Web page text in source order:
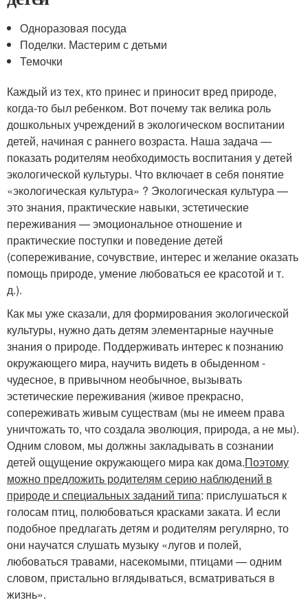
Одноразовая посуда
Поделки. Мастерим с детьми
Темочки
Каждый из тех, кто принес и приносит вред природе,
когда-то был ребенком. Вот почему так велика роль
дошкольных учреждений в экологическом воспитании
детей, начиная с раннего возраста. Наша задача —
показать родителям необходимость воспитания у детей
экологической культуры. Что включает в себя понятие
«экологическая культура» ? Экологическая культура —
это знания, практические навыки, эстетические
переживания — эмоциональное отношение и
практические поступки и поведение детей
(сопереживание, сочувствие, интерес и желание оказать
помощь природе, умение любоваться ее красотой и т.
д.).
Как мы уже сказали, для формирования экологической
культуры, нужно дать детям элементарные научные
знания о природе. Поддерживать интерес к познанию
окружающего мира, научить видеть в обыденном -
чудесное, в привычном необычное, вызывать
эстетические переживания (живое прекрасно,
сопереживать живым существам (мы не имеем права
уничтожать то, что создала эволюция, природа, а не мы).
Одним словом, мы должны закладывать в сознании
детей ощущение окружающего мира как дома.Поэтому
можно предложить родителям серию наблюдений в
природе и специальных заданий типа: прислушаться к
голосам птиц, полюбоваться красками заката. И если
подобное предлагать детям и родителям регулярно, то
они научатся слушать музыку «лугов и полей,
любоваться трава­ми, насекомыми, птицами — одним
словом, пристально вглядываться, всматриваться в
жизнь».